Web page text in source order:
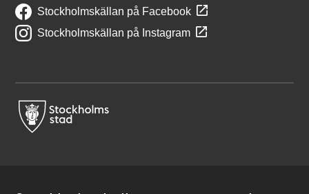
Stockholmskällan på Facebook
Stockholmskällan på Instagram